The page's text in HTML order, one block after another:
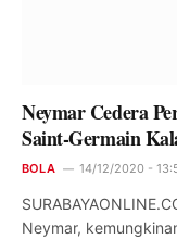
Neymar Cedera
Saint-Germain
BOLA 14/12/2020 -
Neymar,